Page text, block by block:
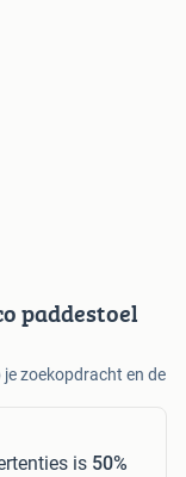
paddestoel
zoekopdracht en de
is 50%